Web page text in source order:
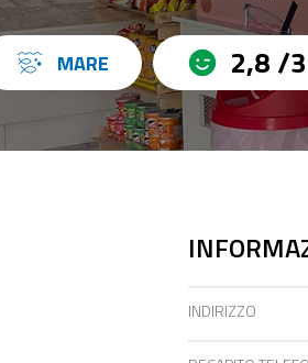
MARE 2,8 /3
INDIRIZZO